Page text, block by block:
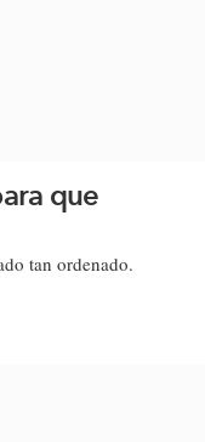
que
tan ordenado​.